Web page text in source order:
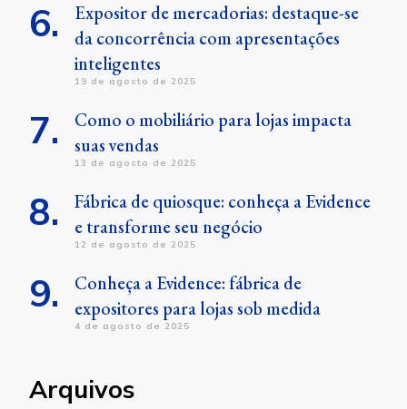
Expositor de mercadorias: destaque-se
da concorrência com apresentações
inteligentes
19 de agosto de 2025
Como o mobiliário para lojas impacta
suas vendas
13 de agosto de 2025
Fábrica de quiosque: conheça a Evidence
e transforme seu negócio
12 de agosto de 2025
Conheça a Evidence: fábrica de
expositores para lojas sob medida
4 de agosto de 2025
Arquivos